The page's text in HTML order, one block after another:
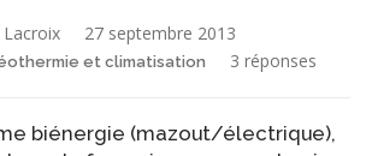
Lacroix 27 septembre 2013
et climatisation 3 réponses
biénergie (mazout/électrique),